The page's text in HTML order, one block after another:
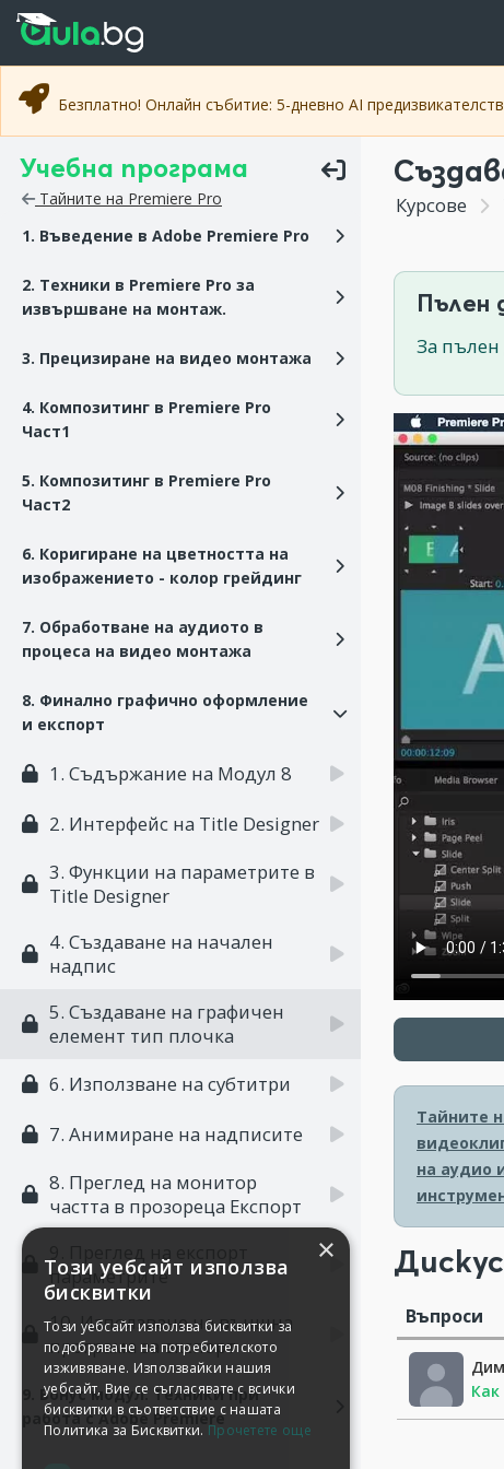
Прескочи към основното съдържание
Прескочи към навигацията
Безплатно! Онлайн събитие: 5-дневно AI
Учебна програма
Тайните на Premiere Pro
1. Въведение в Adobe Premiere Pro
2. Техники в Premiere Pro за
извършване на монтаж.
3. Прецизиране на видео монтажа
4. Композитинг в Premiere Pro
Част1
5. Композитинг в Premiere Pro
Част2
6. Коригиране на цветността на
изображението - колор грейдинг
7. Обработване на аудиото в
процеса на видео монтажа
8. Финално графично оформление
и експорт
1. Съдържание на Модул 8
2. Интерфейс на Title Designer
3. Функции на параметрите в
Title Designer
4. Създаване на начален
надпис
5. Създаване на графичен
елемент тип плочка
6. Използване на субтитри
7. Анимиране на надписите
8. Преглед на монитор
частта в прозореца Експорт
параметрите
10. Използване на външна
програма за експорт
9. Бонус модул: Техники при
работа с Adobe Premiere
Курсове
Пълен
За пълен
Тайните
на аудио
Въпроси
×
Този уебсайт използва
бисквитки
Този уебсайт използва бисквитки за
подобряване на потребителското
изживяване. Използвайки нашия
уебсайт, Вие се съгласявате с всички
бисквитки в съответствие с нашата
Политика за Бисквитки. Прочетете още